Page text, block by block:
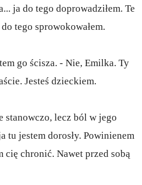
ja do tego doprowadziłem. Te
tego sprowokowałem.
go ścisza. - Nie, Emilka. Ty
Jesteś dzieckiem.
stanowczo, lecz ból w jego
tu jestem dorosły. Powinienem
cię chronić. Nawet przed sobą